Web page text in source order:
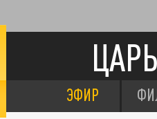
ЭФИР